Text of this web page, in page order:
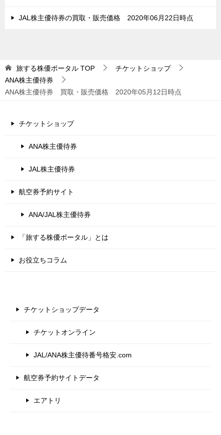
JAL株主優待券の買取・販売価格 2020年06月22日時点
旅する株優ポータル TOP
チケットショップ
ANA株主優待券
ANA株主優待券 買取・販売価格 2020年05月12日時点
チケットショップ
ANA株主優待券
JAL株主優待券
航空券予約サイト
ANA/JAL株主優待券
「旅する株優ポータル」とは
お役立ちコラム
チケットショップデータ
チケットオンライン
JAL/ANA株主優待番号格安.com
航空券予約サイトデータ
エアトリ